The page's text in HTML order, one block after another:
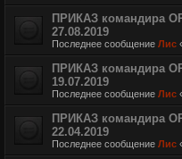
ПРИКАЗ командира
27.08.2019
Последнее сообщение Лис
ПРИКАЗ командира
19.07.2019
Последнее сообщение Лис
ПРИКАЗ командира
22.04.2019
Последнее сообщение Лис